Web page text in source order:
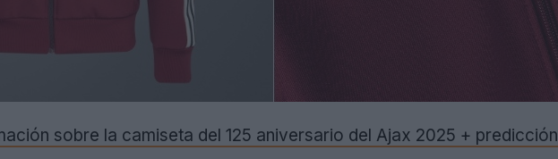
sobre la camiseta del 125 aniversario del Ajax 2025 + predicción